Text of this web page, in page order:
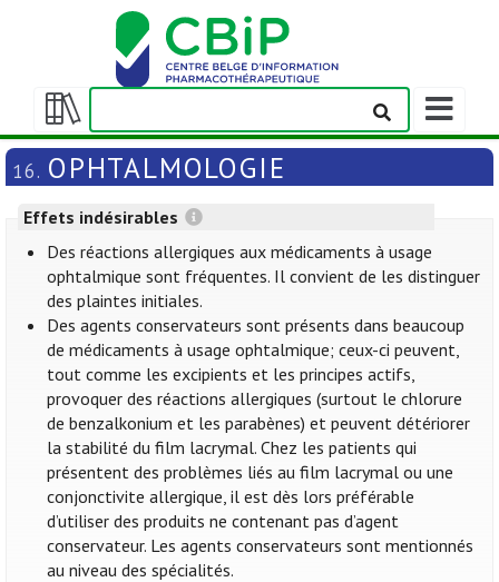
Afficher/masquer
la
table
matières
Afficher/
la
barre
navigation
16. OPHTALMOLOGIE
Effets indésirables
Des réactions allergiques aux médicaments à usage
ophtalmique sont fréquentes. Il convient de les distinguer
des plaintes initiales.
Des agents conservateurs sont présents dans beaucoup
de médicaments à usage ophtalmique; ceux-ci peuvent,
tout comme les excipients et les principes actifs,
provoquer des réactions allergiques (surtout le chlorure
de benzalkonium et les parabènes) et peuvent détériorer
la stabilité du film lacrymal. Chez les patients qui
présentent des problèmes liés au film lacrymal ou une
conjonctivite allergique, il est dès lors préférable
d’utiliser des produits ne contenant pas d’agent
conservateur. Les agents conservateurs sont mentionnés
au niveau des spécialités.